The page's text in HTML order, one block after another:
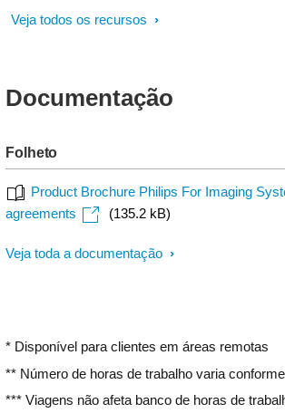
Veja todos os recursos
Documentação
Folheto
Product Brochure Philips For Imaging
agreements
(135.2 kB)
Veja toda a documentação
* Disponível para clientes em áreas remotas
** Número de horas de trabalho varia
*** Viagens não afeta banco de horas de